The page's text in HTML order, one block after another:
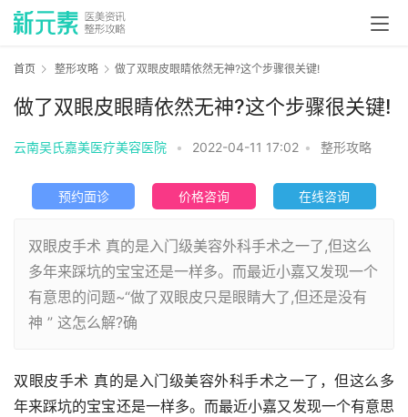
首页 整形攻略 做了双眼皮眼睛依然无神?这个步骤很关键!
做了双眼皮眼睛依然无神?这个步骤很关键!
云南吴氏嘉美医疗美容医院 • 2022-04-11 17:02 • 整形攻略
预约面诊 价格咨询 在线咨询
双眼皮手术 真的是入门级美容外科手术之一了,但这么
多年来踩坑的宝宝还是一样多。而最近小嘉又发现一个
有意思的问题~“做了双眼皮只是眼睛大了,但还是没有
神 ” 这怎么解?确
双眼皮手术 真的是入门级美容外科手术之一了，但这么多
年来踩坑的宝宝还是一样多。而最近小嘉又发现一个有意思